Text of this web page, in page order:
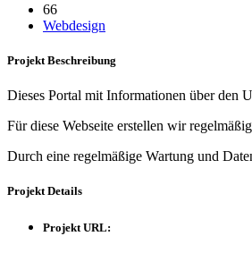
66
Webdesign
Projekt Beschreibung
Dieses Portal mit Informationen über den
Für diese Webseite erstellen wir
Durch eine regelmäßige Wartung und
ProjektDetails
Projekt URL: